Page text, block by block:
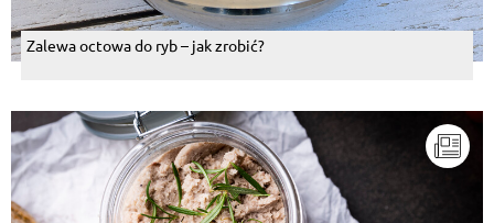
Zalewa octowa do ryb – jak zrobić?